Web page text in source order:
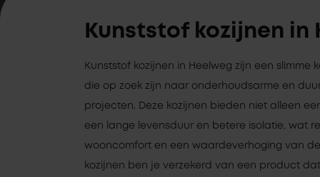
Kunststof kozijnen in
Kunststof kozijnen in Heelweg zijn een slimme
die op zoek zijn naar onderhoudsarme en
projecten. Deze kozijnen bieden niet alleen
een lange levensduur en betere isolatie, wat
wooncomfort en een waardeverhoging van
kozijnen ben je verzekerd van een product